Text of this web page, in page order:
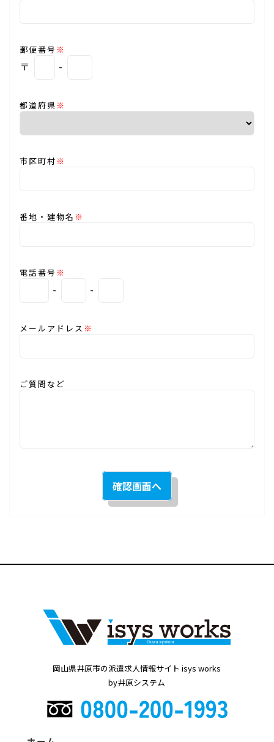
郵便番号 ※
〒 -
都道府県 ※
市区町村 ※
番地・建物名 ※
電話番号 ※
- -
メールアドレス ※
ご質問など
岡山県井原市の派遣求人情報サイト isys works
by井原システム